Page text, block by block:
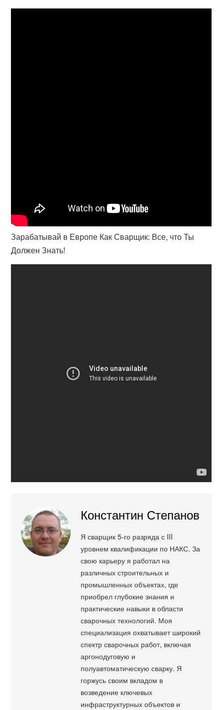
Зарабатывай в Европе Как Сварщик: Все, что Ты
Должен Знать!
Константин Степанов
Я сварщик 5-го разряда с III
уровнем квалификации по НАКС. За
свою карьеру я работал на
различных строительных и
промышленных объектах, где
приобрел глубокие знания и
практические навыки в области
сварочных технологий. Моя
специализация охватывает широкий
спектр сварочных работ, включая
аргонодуговую и
полуавтоматическую сварку. Я
горжусь своим вкладом в
возведение ключевых
инфраструктурных объектов и